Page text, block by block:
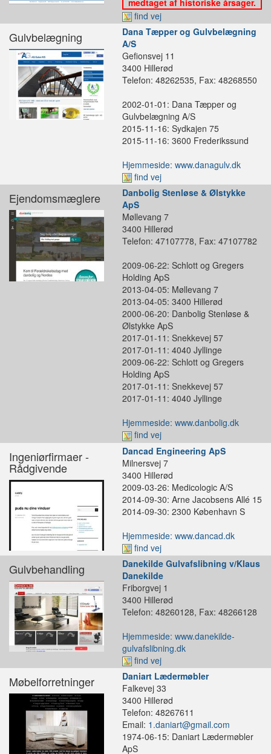
find vej
Gulvbelægning
Dana Tæpper og Gulvbelægning
A/S
Gefionsvej 11
3400 Hillerød
Telefon: 48262535, Fax: 48268550
2002-01-01: Dana Tæpper og
Gulvbelægning A/S
2015-11-16: Sydkajen 75
2015-11-16: 3600 Frederikssund
Hjemmeside: www.danagulv.dk
find vej
Ejendomsmæglere
Danbolig Stenløse & Ølstykke
ApS
Møllevang 7
3400 Hillerød
Telefon: 47107778, Fax: 47107782
2009-06-22: Schlott og Gregers
Holding ApS
2013-04-05: Møllevang 7
2013-04-05: 3400 Hillerød
2000-06-20: Danbolig Stenløse &
Ølstykke ApS
2017-01-11: Snekkevej 57
2017-01-11: 4040 Jyllinge
2009-06-22: Schlott og Gregers
Holding ApS
2017-01-11: Snekkevej 57
2017-01-11: 4040 Jyllinge
Hjemmeside: www.danbolig.dk
find vej
Ingeniørfirmaer -
Rådgivende
Dancad Engineering ApS
Milnersvej 7
3400 Hillerød
2009-03-26: Medicologic A/S
2014-09-30: Arne Jacobsens Allé 15
2014-09-30: 2300 København S
Hjemmeside: www.dancad.dk
find vej
Gulvbehandling
Danekilde Gulvafslibning v/Klaus
Danekilde
Friborgvej 1
3400 Hillerød
Telefon: 48260128, Fax: 48266128
Hjemmeside: www.danekilde-
gulvafslibning.dk
find vej
Møbelforretninger
Daniart Lædermøbler
Falkevej 33
3400 Hillerød
Telefon: 48267611
Email: 1.daniart@gmail.com
1974-06-15: Daniart Lædermøbler
ApS